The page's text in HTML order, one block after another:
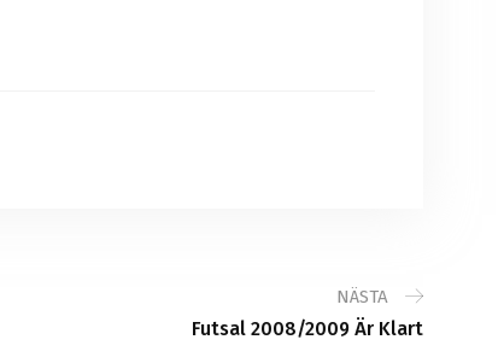
NÄSTA
Futsal 2008/2009 Är Klart